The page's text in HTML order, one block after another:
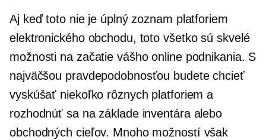
Aj keď toto nie je úplný zoznam platforiem
elektronického obchodu, toto všetko sú skvelé
možnosti na začatie vášho online podnikania. S
najväčšou pravdepodobnosťou budete chcieť
vyskúšať niekoľko rôznych platforiem a
rozhodnúť sa na základe inventára alebo
obchodných cieľov. Mnoho možností však